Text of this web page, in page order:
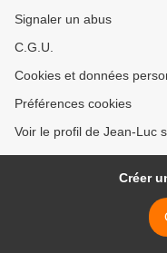
Signaler un abus
C.G.U.
Cookies et données
Préférences cookies
Voir le profil de Jean-Luc
Créer